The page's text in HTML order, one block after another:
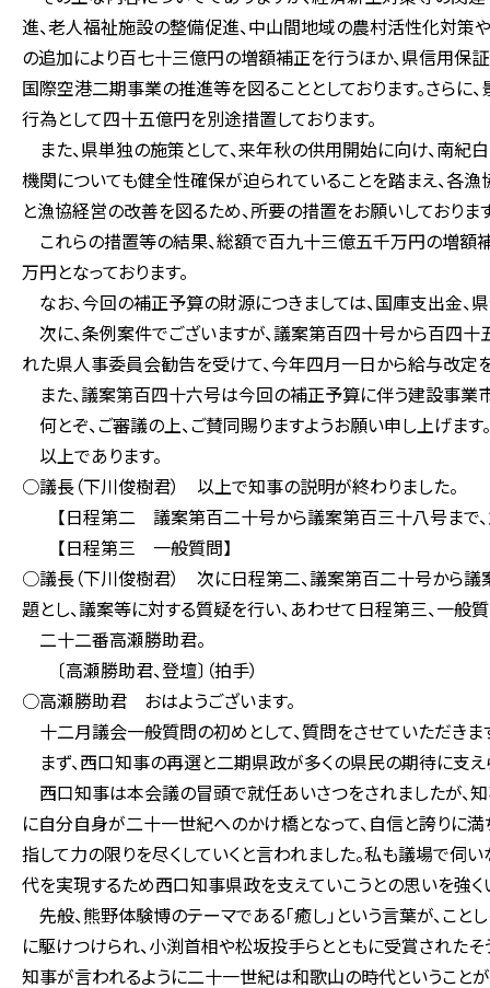
進、老人福祉施設の整備促進、中山間地域の農村活性化対
の追加により百七十三億円の増額補正を行うほか、県信用保
国際空港二期事業の推進等を図ることとしております。さら
行為として四十五億円を別途措置しております。
また、県単独の施策として、来年秋の供用開始に向け、南
機関についても健全性確保が迫られていることを踏まえ、各
と漁協経営の改善を図るため、所要の措置をお願いしておりま
これらの措置等の結果、総額で百九十三億五千万円の増
万円となっております。
なお、今回の補正予算の財源につきましては、国庫支出金、
次に、条例案件でございますが、議案第百四十号から百四
れた県人事委員会勧告を受けて、今年四月一日から給与改定
また、議案第百四十六号は今回の補正予算に伴う建設事業
何とぞ、ご審議の上、ご賛同賜りますようお願い申し上げます。
以上であります。
○議長（下川俊樹君） 以上で知事の説明が終わりました。
【日程第二 議案第百二十号から議案第百三十八号まで、
【日程第三 一般質問】
○議長（下川俊樹君） 次に日程第二、議案第百二十号から
題とし、議案等に対する質疑を行い、あわせて日程第三、一般
二十二番高瀬勝助君。
〔高瀬勝助君、登壇〕（拍手）
○高瀬勝助君 おはようございます。
十二月議会一般質問の初めとして、質問をさせていただきま
まず、西口知事の再選と二期県政が多くの県民の期待に支え
西口知事は本会議の冒頭で就任あいさつをされましたが、
に自分自身が二十一世紀へのかけ橋となって、自信と誇りに
指して力の限りを尽くしていくと言われました。私も議場で伺
代を実現するため西口知事県政を支えていこうとの思いを強く
先般、熊野体験博のテーマである「癒し」という言葉が、こ
に駆けつけられ、小渕首相や松坂投手らとともに受賞された
知事が言われるように二十一世紀は和歌山の時代ということ